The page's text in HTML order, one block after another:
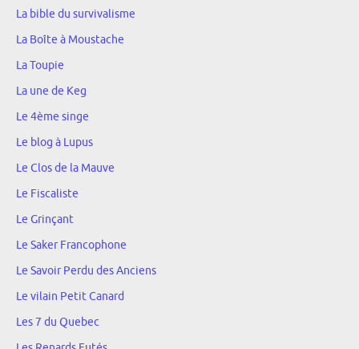
La bible du survivalisme
La Boîte à Moustache
La Toupie
La une de Keg
Le 4ème singe
Le blog à Lupus
Le Clos de la Mauve
Le Fiscaliste
Le Grinçant
Le Saker Francophone
Le Savoir Perdu des Anciens
Le vilain Petit Canard
Les 7 du Quebec